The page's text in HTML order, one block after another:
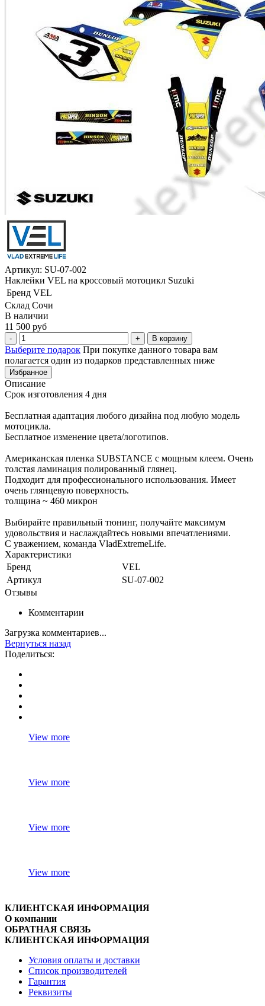
Артикул: SU-07-002
Наклейки VEL на кроссовый мотоцикл Suzuki
Бренд VEL
Склад Сочи
В наличии
11 500 руб
В корзину
Выберите подарок При покупке данного товара вам
полагается один из подарков представленных ниже
Избранное
Описание
Срок изготовления 4 дня
Бесплатная адаптация любого дизайна под любую модель
мотоцикла.
Бесплатное изменение цвета/логотипов.
Американская пленка SUBSTANCE с мощным клеем. Очень
толстая ламинация полированный глянец.
Подходит для профессионального использования. Имеет
очень глянцевую поверхность.
толщина ~ 460 микрон
Выбирайте правильный тюнинг, получайте максимум
удовольствия и наслаждайтесь новыми впечатлениями.
С уважением, команда VladExtremeLife.
Характеристики
Бренд
VEL
Артикул
SU-07-002
Отзывы
Комментарии
Загрузка комментариев...
Вернуться назад
Поделиться:
View more
View more
View more
View more
КЛИЕНТСКАЯ ИНФОРМАЦИЯ
О компании
ОБРАТНАЯ СВЯЗЬ
КЛИЕНТСКАЯ ИНФОРМАЦИЯ
Условия оплаты и доставки
Список производителей
Гарантия
Реквизиты